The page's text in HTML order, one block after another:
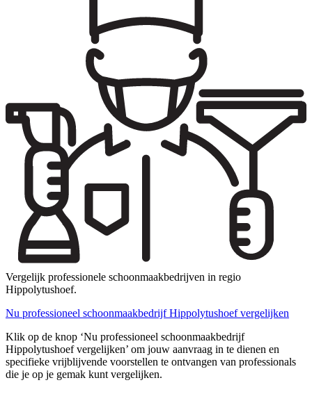
Vergelijk professionele schoonmaakbedrijven in regio
Hippolytushoef.
Nu professioneel schoonmaakbedrijf Hippolytushoef vergelijken
Klik op de knop ‘Nu professioneel schoonmaakbedrijf
Hippolytushoef vergelijken’ om jouw aanvraag in te dienen en
specifieke vrijblijvende voorstellen te ontvangen van professionals
die je op je gemak kunt vergelijken.